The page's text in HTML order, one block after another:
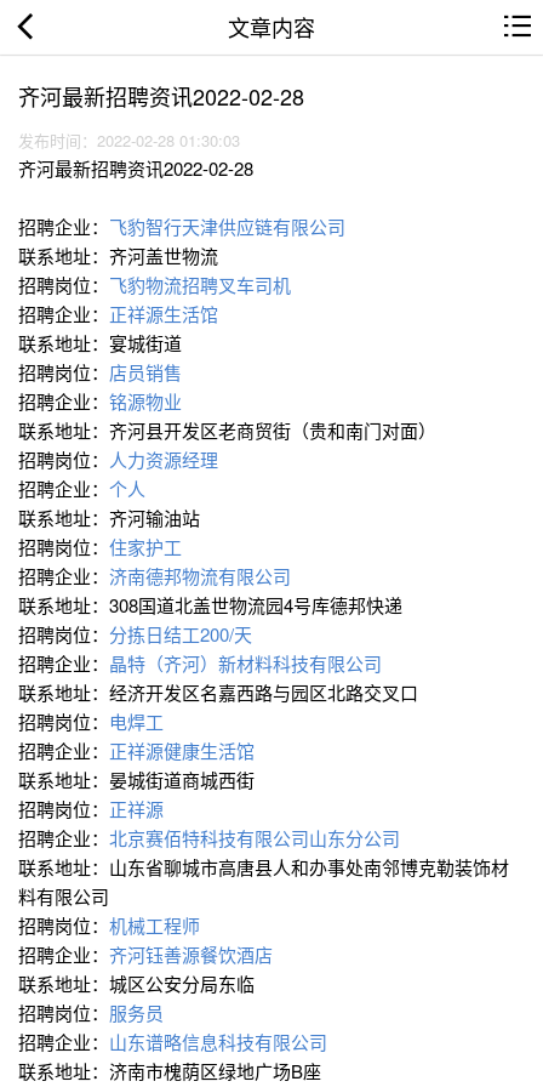
文章内容
齐河最新招聘资讯2022-02-28
发布时间：2022-02-28 01:30:03
齐河最新招聘资讯2022-02-28
招聘企业： 飞豹智行天津供应链有限公司
联系地址：齐河盖世物流
招聘岗位： 飞豹物流招聘叉车司机
招聘企业： 正祥源生活馆
联系地址：宴城街道
招聘岗位： 店员销售
招聘企业： 铭源物业
联系地址：齐河县开发区老商贸街（贵和南门对面）
招聘岗位： 人力资源经理
招聘企业： 个人
联系地址：齐河输油站
招聘岗位： 住家护工
招聘企业： 济南德邦物流有限公司
联系地址：308国道北盖世物流园4号库德邦快递
招聘岗位： 分拣日结工200/天
招聘企业： 晶特（齐河）新材料科技有限公司
联系地址：经济开发区名嘉西路与园区北路交叉口
招聘岗位： 电焊工
招聘企业： 正祥源健康生活馆
联系地址：晏城街道商城西街
招聘岗位： 正祥源
招聘企业： 北京赛佰特科技有限公司山东分公司
联系地址：山东省聊城市高唐县人和办事处南邻博克勒装饰材
料有限公司
招聘岗位： 机械工程师
招聘企业： 齐河钰善源餐饮酒店
联系地址：城区公安分局东临
招聘岗位： 服务员
招聘企业： 山东谱略信息科技有限公司
联系地址：济南市槐荫区绿地广场B座